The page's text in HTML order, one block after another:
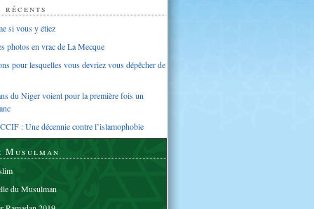
si vous y étiez
photos en vrac de La Mecque
pour lesquelles vous devriez vous dépêcher de
du Niger voient pour la première fois un
: Une décennie contre l’islamophobie
Musulman
du Musulman